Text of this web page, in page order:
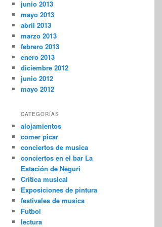
junio 2013
mayo 2013
abril 2013
marzo 2013
febrero 2013
enero 2013
diciembre 2012
junio 2012
mayo 2012
CATEGORÍAS
alojamientos
comer picar
conciertos de musica
conciertos en el bar La
Estación de Neguri
Crítica musical
Exposiciones de pintura
festivales de musica
Futbol
lectura